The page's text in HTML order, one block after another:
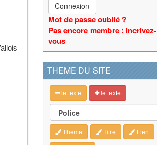
Connexion
Mot de passe oublié ?
Pas encore membre : incrivez-
vous
THEME DU SITE
le texte le texte
Theme Titre Lien